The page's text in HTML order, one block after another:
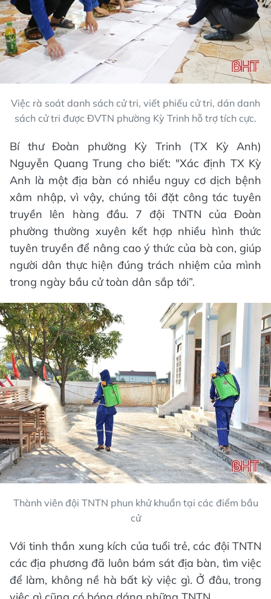
Việc rà soát danh sách cử tri, viết phiếu cử tri, dán danh
sách cử tri được ĐVTN phường Kỳ Trinh hỗ trợ tích cực.
Bí thư Đoàn phường Kỳ Trinh (TX Kỳ Anh)
Nguyễn Quang Trung cho biết: "Xác định TX Kỳ
Anh là một địa bàn có nhiều nguy cơ dịch bệnh
xâm nhập, vì vậy, chúng tôi đặt công tác tuyên
truyền lên hàng đầu. 7 đội TNTN của Đoàn
phường thường xuyên kết hợp nhiều hình thức
tuyên truyền để nâng cao ý thức của bà con, giúp
người dân thực hiện đúng trách nhiệm của mình
trong ngày bầu cử toàn dân sắp tới”.
Thành viên đội TNTN phun khử khuẩn tại các điểm bầu
cử
Với tinh thần xung kích của tuổi trẻ, các đội TNTN
các địa phương đã luôn bám sát địa bàn, tìm việc
để làm, không nề hà bất kỳ việc gì. Ở đâu, trong